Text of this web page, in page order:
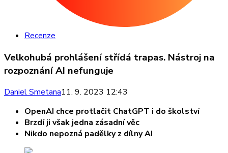
Recenze
Velkohubá prohlášení střídá trapas. Nástroj na
rozpoznání AI nefunguje
Daniel Smetana11. 9. 2023 12:43
OpenAI chce protlačit ChatGPT i do školství
Brzdí ji však jedna zásadní věc
Nikdo nepozná padělky z dílny AI